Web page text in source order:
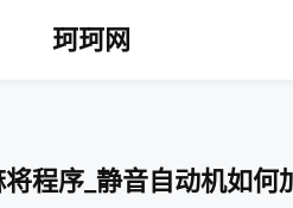
珂珂网
程序_静音自动机如何